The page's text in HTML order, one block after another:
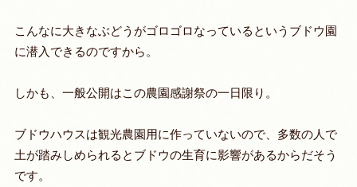
こんなに大きなぶどうがゴロゴロなっているというブドウ園
に潜入できるのですから。
しかも、一般公開はこの農園感謝祭の一日限り。
ブドウハウスは観光農園用に作っていないので、多数の人で
土が踏みしめられるとブドウの生育に影響があるからだそう
です。